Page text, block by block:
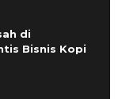
di
Bisnis Kopi